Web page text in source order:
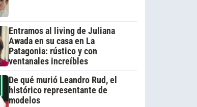
Entramos al living de Juliana
Awada en su casa en La
Patagonia: rústico y con
ventanales increíbles
De qué murió Leandro Rud, el
histórico representante de
modelos